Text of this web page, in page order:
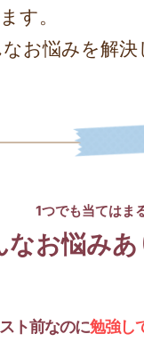
す。
お悩みを解
1つでも当てはま
なお悩み
ト前なのに勉強し